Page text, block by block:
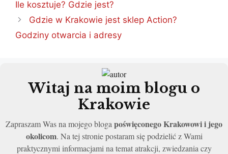
Ile kosztuje? Gdzie jest?
Gdzie w Krakowie jest sklep Action?
Godziny otwarcia i adresy
Witaj na moim blogu o
Krakowie
Zapraszam Was na mojego bloga poświęconego Krakowowi i jego
okolicom. Na tej stronie postaram się podzielić z Wami
praktycznymi informacjami na temat atrakcji, zwiedzania czy